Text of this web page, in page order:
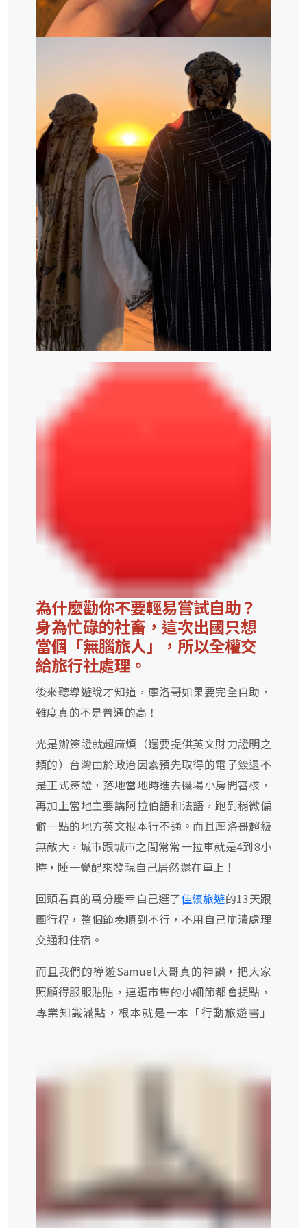
為什麼勸你不要輕易嘗試自助？
身為忙碌的社畜，這次出國只想
當個「無腦旅人」，所以全權交
給旅行社處理。
後來聽導遊說才知道，摩洛哥如果要完全自助，
難度真的不是普通的高！
光是辦簽證就超麻煩（還要提供英文財力證明之
類的）台灣由於政治因素預先取得的電子簽還不
是正式簽證，落地當地時進去機場小房間審核，
再加上當地主要講阿拉伯語和法語，跑到稍微偏
僻一點的地方英文根本行不通。而且摩洛哥超級
無敵大，城市跟城市之間常常一拉車就是4到8小
時，睡一覺醒來發現自己居然還在車上！
回頭看真的萬分慶幸自己選了佳繽旅遊的13天跟
團行程，整個節奏順到不行，不用自己崩潰處理
交通和住宿。
而且我們的導遊Samuel大哥真的神讚，把大家
照顧得服服貼貼，連逛市集的小細節都會提點，
專業知識滿點，根本就是一本「行動旅遊書」